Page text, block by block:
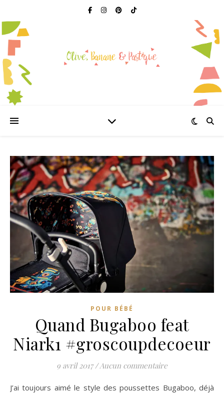
POUR BÉBÉ
Quand Bugaboo feat
Niark1 #groscoupdecoeur
9 avril 2017 / Aucun commentaire
J’ai toujours aimé le style des poussettes Bugaboo, déjà